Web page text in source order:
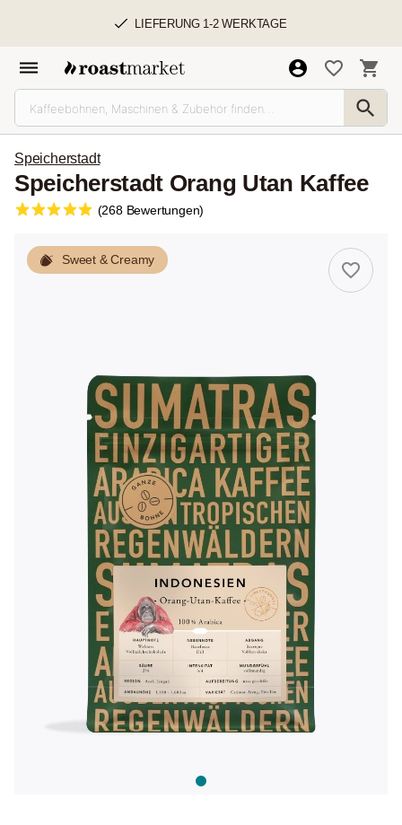
LIEFERUNG 1-2 WERKTAGE
Speicherstadt
Speicherstadt Orang Utan Kaffee
(268 Bewertungen)
Sweet & Creamy